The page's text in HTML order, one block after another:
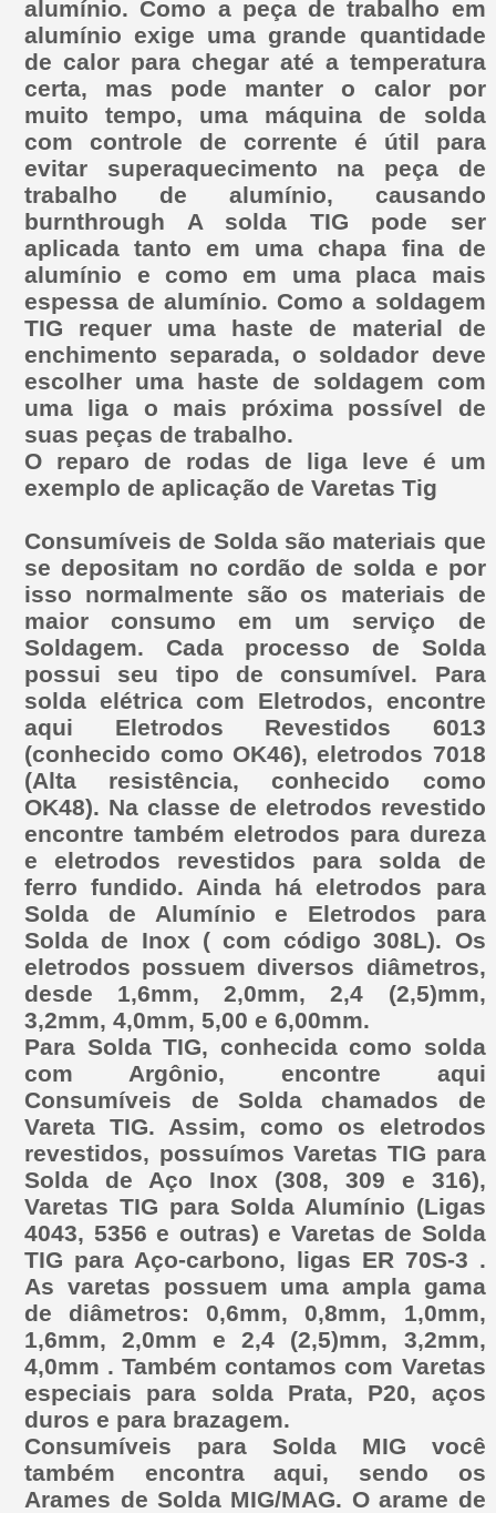
alumínio. Como a peça de trabalho em
alumínio exige uma grande quantidade
de calor para chegar até a temperatura
certa, mas pode manter o calor por
muito tempo, uma máquina de solda
com controle de corrente é útil para
evitar superaquecimento na peça de
trabalho de alumínio, causando
burnthrough A solda TIG pode ser
aplicada tanto em uma chapa fina de
alumínio e como em uma placa mais
espessa de alumínio. Como a soldagem
TIG requer uma haste de material de
enchimento separada, o soldador deve
escolher uma haste de soldagem com
uma liga o mais próxima possível de
suas peças de trabalho.
O reparo de rodas de liga leve é um
exemplo de aplicação de Varetas Tig
Consumíveis de Solda são materiais que
se depositam no cordão de solda e por
isso normalmente são os materiais de
maior consumo em um serviço de
Soldagem. Cada processo de Solda
possui seu tipo de consumível. Para
solda elétrica com Eletrodos, encontre
aqui Eletrodos Revestidos 6013
(conhecido como OK46), eletrodos 7018
(Alta resistência, conhecido como
OK48). Na classe de eletrodos revestido
encontre também eletrodos para dureza
e eletrodos revestidos para solda de
ferro fundido. Ainda há eletrodos para
Solda de Alumínio e Eletrodos para
Solda de Inox ( com código 308L). Os
eletrodos possuem diversos diâmetros,
desde 1,6mm, 2,0mm, 2,4 (2,5)mm,
3,2mm, 4,0mm, 5,00 e 6,00mm.
Para Solda TIG, conhecida como solda
com Argônio, encontre aqui
Consumíveis de Solda chamados de
Vareta TIG. Assim, como os eletrodos
revestidos, possuímos Varetas TIG para
Solda de Aço Inox (308, 309 e 316),
Varetas TIG para Solda Alumínio (Ligas
4043, 5356 e outras) e Varetas de Solda
TIG para Aço-carbono, ligas ER 70S-3 .
As varetas possuem uma ampla gama
de diâmetros: 0,6mm, 0,8mm, 1,0mm,
1,6mm, 2,0mm e 2,4 (2,5)mm, 3,2mm,
4,0mm . Também contamos com Varetas
especiais para solda Prata, P20, aços
duros e para brazagem.
Consumíveis para Solda MIG você
também encontra aqui, sendo os
Arames de Solda MIG/MAG. O arame de